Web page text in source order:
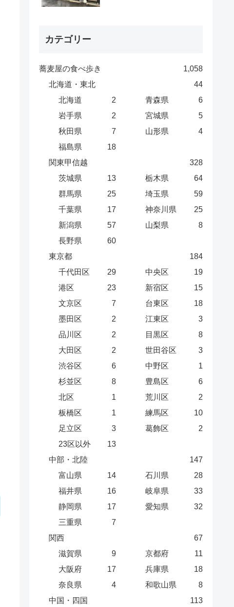
カテゴリー
蕎麦屋の食べ歩き
1,058
北海道・東北
44
北海道
2 青森県
6
岩手県
2 宮城県
5
秋田県
7 山形県
4
福島県
18
関東甲信越
328
茨城県
13 栃木県
64
群馬県
25 埼玉県
59
千葉県
17 神奈川県
25
新潟県
57 山梨県
8
長野県
60
東京都
184
千代田区
29 中央区
19
港区
23 新宿区
15
文京区
7 台東区
18
墨田区
2 江東区
3
品川区
2 目黒区
8
大田区
2 世田谷区
3
渋谷区
6 中野区
1
杉並区
8 豊島区
6
北区
1 荒川区
2
板橋区
1 練馬区
10
足立区
3 葛飾区
2
23区以外
13
中部・北陸
147
富山県
14 石川県
28
福井県
16 岐阜県
33
静岡県
17 愛知県
32
三重県
7
関西
67
滋賀県
9 京都府
11
大阪府
17 兵庫県
18
奈良県
4 和歌山県
8
中国・四国
113